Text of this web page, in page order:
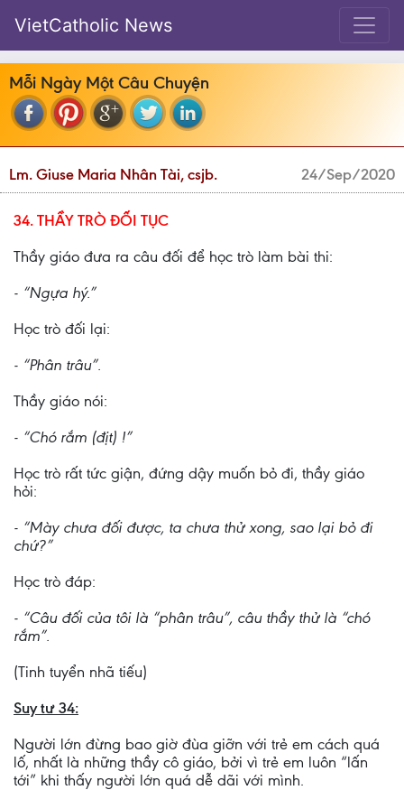
VietCatholic News
Mỗi Ngày Một Câu Chuyện
Lm. Giuse Maria Nhân Tài, csjb. 24/Sep/2020
34. THẦY TRÒ ĐỐI TỤC
Thầy giáo đưa ra câu đối để học trò làm bài thi:
- “Ngựa hý.”
Học trò đối lại:
- “Phân trâu”.
Thầy giáo nói:
- “Chó rắm (địt) !”
Học trò rất tức giận, đứng dậy muốn bỏ đi, thầy giáo
hỏi:
- “Mày chưa đối được, ta chưa thử xong, sao lại bỏ đi
chứ?”
Học trò đáp:
- “Câu đối của tôi là “phân trâu”, câu thầy thử là “chó
rắm”.
(Tinh tuyển nhã tiếu)
Suy tư 34:
Người lớn đừng bao giờ đùa giỡn với trẻ em cách quá
lố, nhất là những thầy cô giáo, bởi vì trẻ em luôn “lấn
tới” khi thấy người lớn quá dễ dãi với mình.